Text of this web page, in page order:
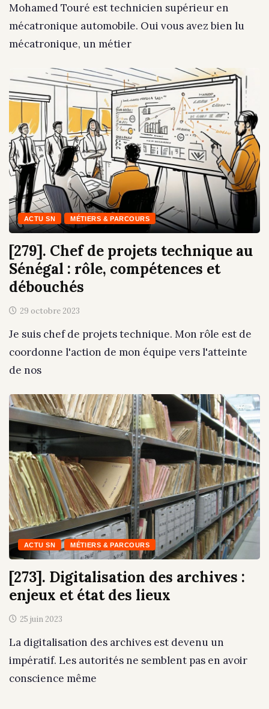
Mohamed Touré est technicien supérieur en
mécatronique automobile. Oui vous avez bien lu
mécatronique, un métier
ACTU SN MÉTIERS & PARCOURS
[279]. Chef de projets technique au
Sénégal : rôle, compétences et
débouchés
29 octobre 2023
Je suis chef de projets technique. Mon rôle est de
coordonne l'action de mon équipe vers l'atteinte
de nos
ACTU SN MÉTIERS & PARCOURS
[273]. Digitalisation des archives :
enjeux et état des lieux
25 juin 2023
La digitalisation des archives est devenu un
impératif. Les autorités ne semblent pas en avoir
conscience même